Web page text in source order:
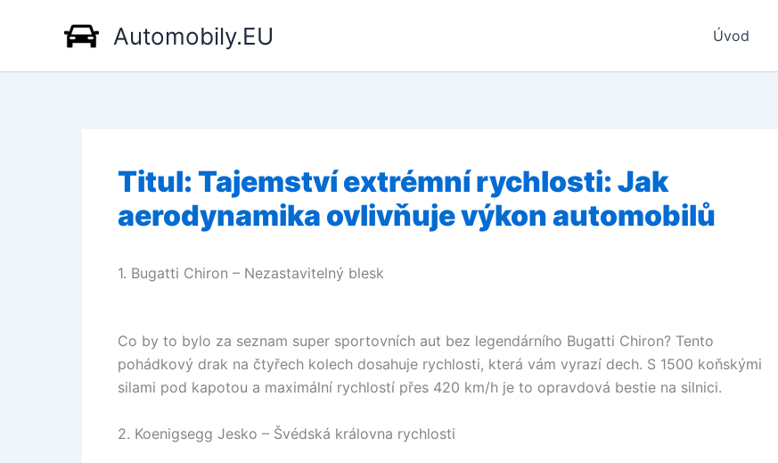
Automobily.EU Úvod
Titul: Tajemství extrémní rychlosti: Jak
aerodynamika ovlivňuje výkon automobilů
1. Bugatti Chiron – Nezastavitelný blesk
Co by to bylo za seznam super sportovních aut bez legendárního Bugatti Chiron? Tento
pohádkový drak na čtyřech kolech dosahuje rychlosti, která vám vyrazí dech. S 1500 koňskými
silami pod kapotou a maximální rychlostí přes 420 km/h je to opravdová bestie na silnici.
2. Koenigsegg Jesko – Švédská královna rychlosti